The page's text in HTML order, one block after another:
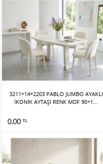
3211+14+2203 PABLO JUMBO AYAKLI
İKONİK AYTAŞI RENK MDF 90+1...
0.00 TL